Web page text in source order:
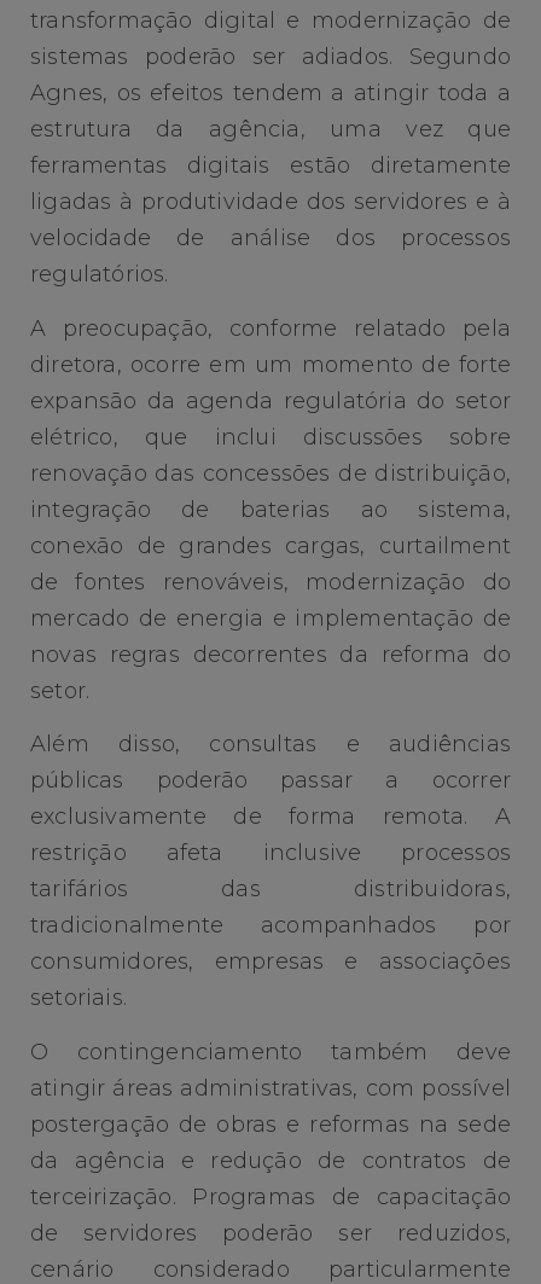
transformação digital e modernização de
sistemas poderão ser adiados. Segundo
Agnes, os efeitos tendem a atingir toda a
estrutura da agência, uma vez que
ferramentas digitais estão diretamente
ligadas à produtividade dos servidores e à
velocidade de análise dos processos
regulatórios.
A preocupação, conforme relatado pela
diretora, ocorre em um momento de forte
expansão da agenda regulatória do setor
elétrico, que inclui discussões sobre
renovação das concessões de distribuição,
integração de baterias ao sistema,
conexão de grandes cargas, curtailment
de fontes renováveis, modernização do
mercado de energia e implementação de
novas regras decorrentes da reforma do
setor.
Além disso, consultas e audiências
públicas poderão passar a ocorrer
exclusivamente de forma remota. A
restrição afeta inclusive processos
tarifários das distribuidoras,
tradicionalmente acompanhados por
consumidores, empresas e associações
setoriais.
O contingenciamento também deve
atingir áreas administrativas, com possível
postergação de obras e reformas na sede
da agência e redução de contratos de
terceirização. Programas de capacitação
de servidores poderão ser reduzidos,
cenário considerado particularmente